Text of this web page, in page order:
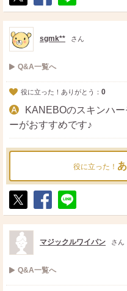
ポ
ス
ト
シ
ェ
送
る
sgmk** さん
Q&A一覧へ
役に立った！ありがとう： 0
KANEBOのスキンハ
ーがおすすめです♪
役に立った！
ポ
ス
ト
シ
ェ
送
る
マジックルワイパン さん
Q&A一覧へ